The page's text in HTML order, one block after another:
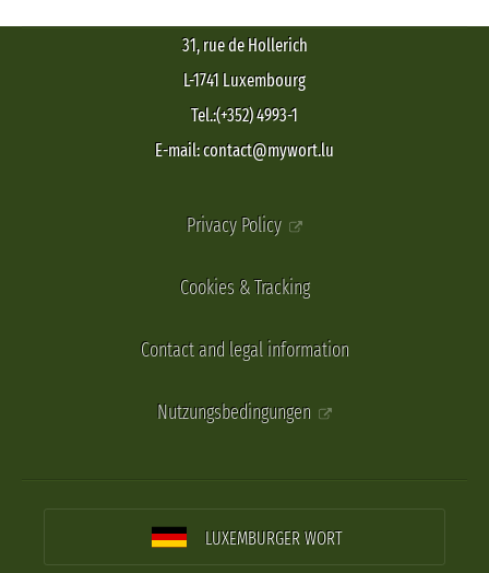
31, rue de Hollerich
L-1741 Luxembourg
Tel.:(+352) 4993-1
E-mail: contact@mywort.lu
Privacy Policy
Cookies & Tracking
Contact and legal information
Nutzungsbedingungen
LUXEMBURGER WORT